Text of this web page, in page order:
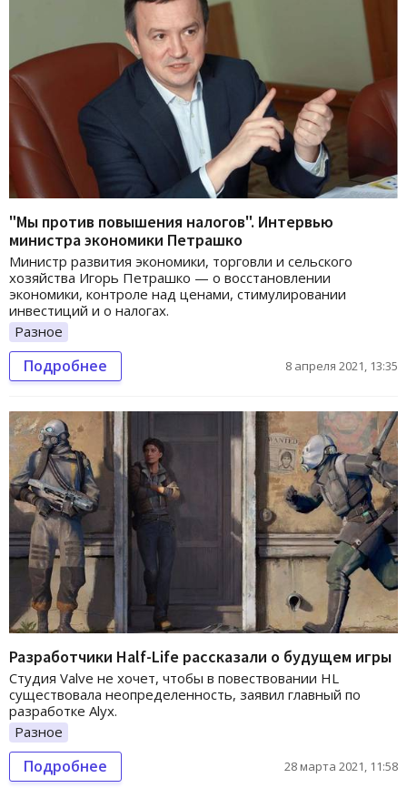
"Мы против повышения налогов". Интервью
министра экономики Петрашко
Министр развития экономики, торговли и сельского
хозяйства Игорь Петрашко — о восстановлении
экономики, контроле над ценами, стимулировании
инвестиций и о налогах.
Разное
Подробнее 8 апреля 2021, 13:35
Разработчики Half-Life рассказали о будущем игры
Студия Valve не хочет, чтобы в повествовании HL
существовала неопределенность, заявил главный по
разработке Alyx.
Разное
Подробнее 28 марта 2021, 11:58